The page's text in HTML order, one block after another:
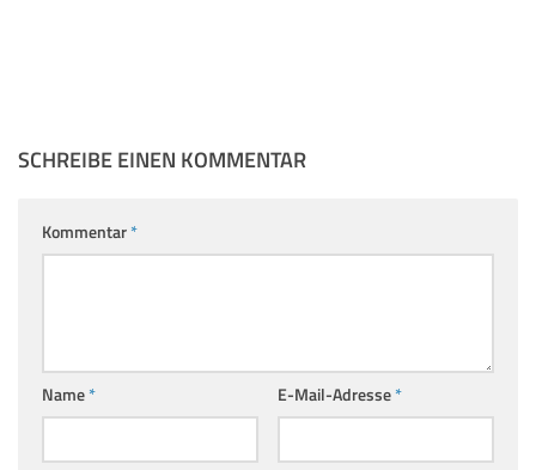
SCHREIBE EINEN KOMMENTAR
Kommentar*
Name* E-Mail-Adresse*